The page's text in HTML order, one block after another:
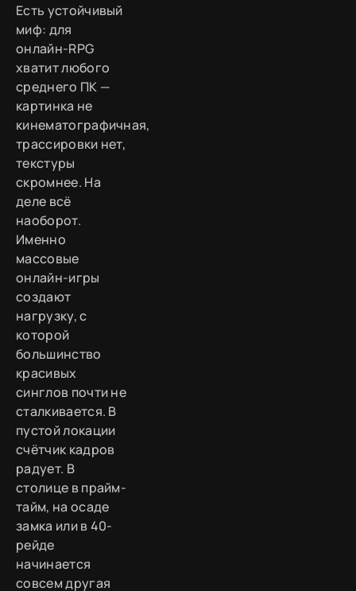
Есть устойчивый
миф: для
онлайн-RPG
хватит любого
среднего ПК —
картинка не
кинематографичная,
трассировки нет,
текстуры
скромнее. На
деле всё
наоборот.
Именно
массовые
онлайн-игры
создают
нагрузку, с
которой
большинство
красивых
синглов почти не
сталкивается. В
пустой локации
счётчик кадров
радует. В
столице в прайм-
тайм, на осаде
замка или в 40-
рейде
начинается
совсем другая